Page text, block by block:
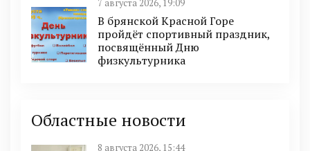
7 августа 2026, 19:09
В брянской Красной Горе
пройдёт спортивный праздник,
посвящённый Дню
физкультурника
Областные новости
8 августа 2026, 15:44